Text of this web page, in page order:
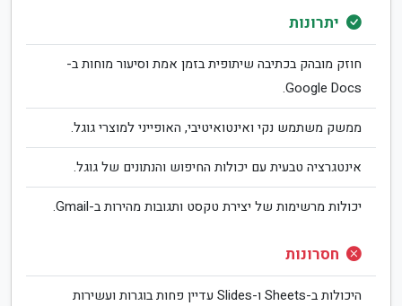
יתרונות
חוזק מובהק בכתיבה שיתופית בזמן אמת וסיעור מוחות ב-
Google Docs.
ממשק משתמש נקי ואינטואיטיבי, האופייני למוצרי גוגל.
אינטגרציה טבעית עם יכולות החיפוש והנתונים של גוגל.
יכולות מרשימות של יצירת טקסט ותגובות מהירות ב-Gmail.
חסרונות
היכולות ב-Sheets ו-Slides עדיין פחות בוגרות ועשירות